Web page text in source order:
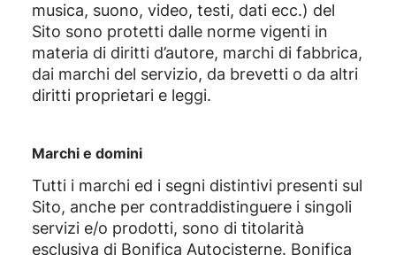
musica, suono, video, testi, dati ecc.) del
Sito sono protetti dalle norme vigenti in
materia di diritti d’autore, marchi di fabbrica,
dai marchi del servizio, da brevetti o da altri
diritti proprietari e leggi.
Marchi e domini
Tutti i marchi ed i segni distintivi presenti sul
Sito, anche per contraddistinguere i singoli
servizi e/o prodotti, sono di titolarità
esclusiva di Bonifica Autocisterne. Bonifica